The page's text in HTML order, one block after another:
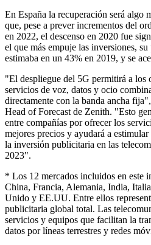
En España la recuperación será algo
que, pese a prever incrementos del
en 2022, el descenso en 2020 fue
el que más empuje las inversiones, su
estimaba en un 43% en 2019, y se
"El despliegue del 5G permitirá a los
servicios de voz, datos y ocio
directamente con la banda ancha
Head of Forecast de Zenith. "Esto
entre compañías por ofrecer los
mejores precios y ayudará a
la inversión publicitaria en las
2023".
* Los 12 mercados incluidos en este
China, Francia, Alemania, India,
Unido y EE.UU. Entre ellos
publicitaria global total. Las
servicios y equipos que facilitan la
datos por líneas terrestres y redes